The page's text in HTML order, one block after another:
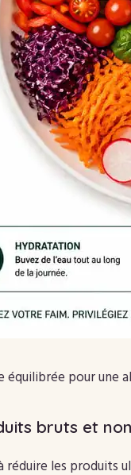
équilibrée pour une
bruts et
les produits